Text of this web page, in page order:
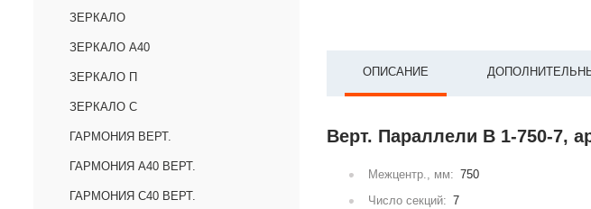
ЗЕРКАЛО
ЗЕРКАЛО А40
ЗЕРКАЛО П
ЗЕРКАЛО С
ГАРМОНИЯ ВЕРТ.
ГАРМОНИЯ А40 ВЕРТ.
ГАРМОНИЯ С40 ВЕРТ.
ОПИСАНИЕ
Верт. Параллели В 1-750-7,
Межцентр., мм: 750
Число секций: 7